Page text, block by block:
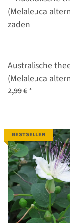
Australische
(Melaleuca
zaden
2,99 €*
BESTSELLER